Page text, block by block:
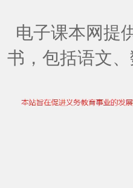
电子课本网提
书，包括语文